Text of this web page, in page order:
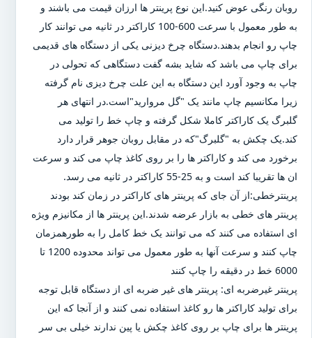
روبان رنگی عوض کنید.این نوع پرینتر ها ارزان قیمت می باشند و
به طور معمول با سرعت 600-100 کاراکتر در ثانیه می توانند کار
چاپ رو انجام بدهند.دستگاه چرخ دیزنی یکی از دستگاه های قدیمی
برای چاپ می باشد که شاید بشه گفت دستگاهی که تحولی در
چاپ به وجود آورد این دستگاه به این علت چرخ دیزی نام گرفته
زیرا مکانسیم چاپ مانند یک "گل مروارید"است.در انتهای هر
گلبرگ یک کاراکتر کاملا شکل گرفته و چاپ خط را تولید می
کند.یک چکش به "گلبرگ"که در مقابل روبان جوهر قرار دارد
برخورد می کند و کاراکتر ها را بر روی کاغذ چاپ می کند و سرعت
ان ها تقریبا کند است و به 25-55 کاراکتر در ثانیه می رسد.
پرینترخطی:از آن جای که پرینتر های کاراکتر در زمان کند بودند
پرینتر های خطی به بازار عرضه شدند.این پرینتر ها از مکانیزم ویژه
ای استفاده می کنند که می توانند یک خط کامل را به طورهمزمان
چاپ کنند و سرعت آنها به طور معمول می تواند محدوده 1200 تا
6000 خط در دقیقه را چاپ کنند
پرینتر غیرضربه ای: پرینتر های غیر ضربه ای از دستگاه قابل توجه
برای تولید کاراکتر ها رو کاغذ استفاده نمی کنند و از آنجا که این
پرینتر ها برای چاپ بر روی کاغذ چکش یا پین ندارند خیلی بی سر